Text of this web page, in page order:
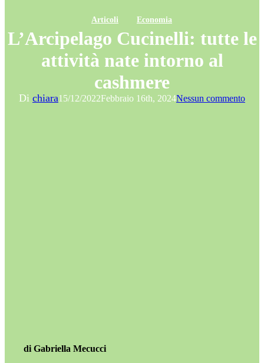
Articoli Economia
L’Arcipelago Cucinelli: tutte le
attività nate intorno al
cashmere
Di chiara15/12/2022Febbraio 16th, 2024Nessun commento
di Gabriella Mecucci